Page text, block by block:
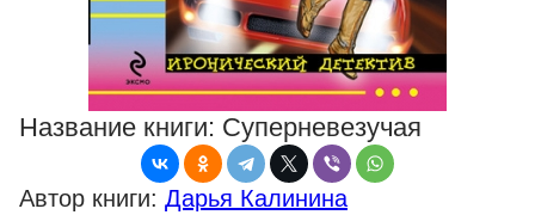
Название книги: Суперневезучая
Автор книги: Дарья Калинина